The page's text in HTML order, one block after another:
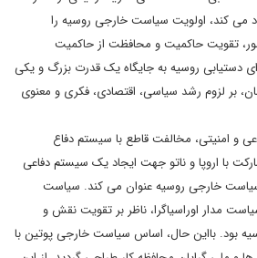
می کند، اولویت سیاست خارجی روسیه را
تقویت حاکمیت و محافظت از حاکمیت
دستیابی روسیه به جایگاه یک قدرت بزرگ و یکی
بر لزوم رشد سیاسی، اقتصادی، فکری و معنوی
و امنیتی، مخالفت قاطع با سیستم دفاع
با اروپا و ناتو جهت ایجاد یک سیستم دفاعی
خارجی روسیه عنوان می کند. سیاست
مدار اوراسیاگرا، ناظر بر تقویت نقش و
بود. بااین حال، اساس سیاست خارجی پوتین با